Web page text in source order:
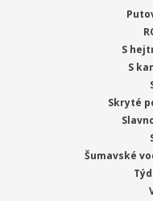
S
S
Skryté
Šumavské